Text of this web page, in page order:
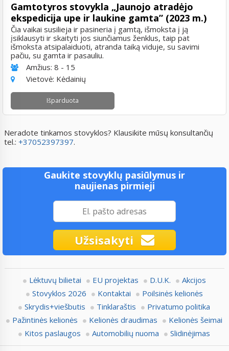
Gamtotyros stovykla „Jaunojo atradėjo
ekspedicija upe ir laukine gamta” (2023 m.)
Čia vaikai susilieja ir pasineria į gamtą, išmoksta į ją
įsiklausyti ir skaityti jos siunčiamus ženklus, taip pat
išmoksta atsipalaiduoti, atranda taiką viduje, su savimi
pačiu, su gamta ir pasauliu.
Amžius: 8 - 15
Vietovė: Kėdainių
Išparduota
Neradote tinkamos stovyklos? Klausikite mūsų konsultančių
tel.: +37052397397.
Gaukite stovyklų pasiūlymus ir
naujienas pirmieji
Užsisakyti
Lėktuvų bilietai EU projektas D.U.K.
Akcijos
Stovyklos 2026
Kontaktai
Poilsinės kelionės
Skrydis+viešbutis
Tinklaraštis
Privatumo politika
Pažintinės kelionės
Kelionės draudimas
Kelionės šeimai
Kitos paslaugos
Automobilių nuoma Slidinėjimas